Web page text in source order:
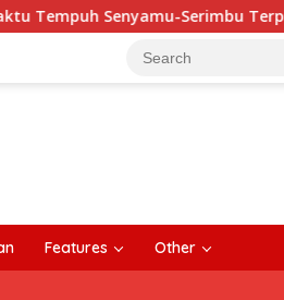
Senyamu-Serimbu Terpangkas dari
Features Other